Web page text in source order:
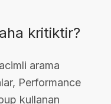
kritiktir?
arama
Performance
kullanan